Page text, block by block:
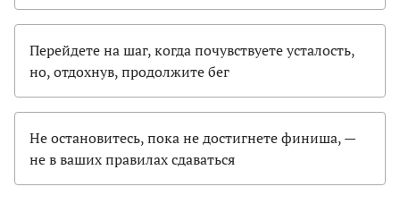
Перейдете на шаг, когда почувствуете усталость,
но, отдохнув, продолжите бег
Не остановитесь, пока не достигнете финиша, —
не в ваших правилах сдаваться